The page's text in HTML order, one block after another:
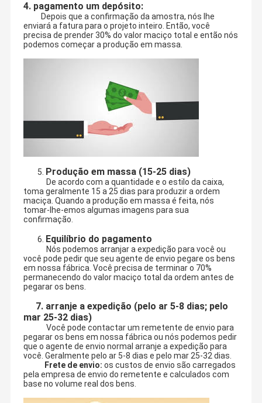
4. pagamento um depósito:
Depois que a confirmação da amostra, nós lhe
enviará a fatura para o projeto inteiro. Então, você
precisa de prender 30% do valor maciço total e então nós
podemos começar a produção em massa.
5. Produção em massa (15-25 dias)
De acordo com a quantidade e o estilo da caixa,
toma geralmente 15 a 25 dias para produzir a ordem
maciça. Quando a produção em massa é feita, nós
tomar-lhe-emos algumas imagens para sua
confirmação.
6. Equilíbrio do pagamento
Nós podemos arranjar a expedição para você ou
você pode pedir que seu agente de envio pegare os bens
em nossa fábrica. Você precisa de terminar o 70%
permanecendo do valor maciço total da ordem antes de
pegarar os bens.
7. arranje a expedição (pelo ar 5-8 dias; pelo
mar 25-32 dias)
Você pode contactar um remetente de envio para
pegarar os bens em nossa fábrica ou nós podemos pedir
que o agente de envio normal arranje a expedição para
você. Geralmente pelo ar 5-8 dias e pelo mar 25-32 dias.
Frete de envio: os custos de envio são carregados
pela empresa de envio do remetente e calculados com
base no volume real dos bens.